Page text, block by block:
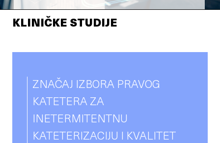
KLINIČKE STUDIJE
ZNAČAJ IZBORA PRAVOG
KATETERA ZA
INETERMITENTNU
KATETERIZACIJU I KVALITET